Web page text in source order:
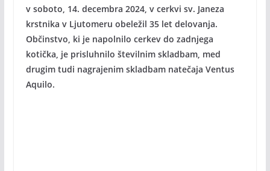
v soboto, 14. decembra 2024, v cerkvi sv. Janeza
krstnika v Ljutomeru obeležil 35 let delovanja.
Občinstvo, ki je napolnilo cerkev do zadnjega
kotička, je prisluhnilo številnim skladbam, med
drugim tudi nagrajenim skladbam natečaja Ventus
Aquilo.